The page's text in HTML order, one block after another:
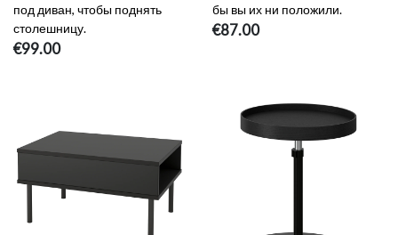
под диван, чтобы поднять
столешницу.
€99.00
бы вы их ни положили.
€87.00